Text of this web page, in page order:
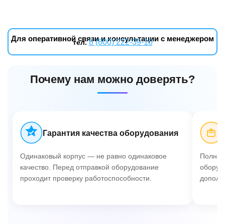
Для оперативной связи и консультации с менеджером
тел. 8 (800) 222-39-10
Почему нам можно доверять?
Гарантия качества оборудования
Одинаковый корпус — не равно одинаковое
качество. Перед отправкой оборудование
проходит проверку работоспособности.